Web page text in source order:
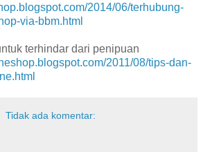
2014/06/terhubung-
via-bbm.html
terhindar dari penipuan
2011/08/tips-dan-
Tidak ada komentar: